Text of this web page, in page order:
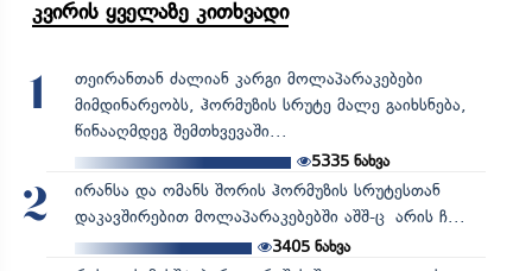
კვირის ყველაზე კითხვადი
1
თეირანთან ძალიან კარგი მოლაპარაკებები
მიმდინარეობს, ჰორმუზის სრუტე მალე გაიხსნება,
წინააღმდეგ შემთხვევაში...
5335 ნახვა
2
ირანსა და ომანს შორის ჰორმუზის სრუტესთან
დაკავშირებით მოლაპარაკებებში აშშ-ც არის ჩ...
3405ნახვა